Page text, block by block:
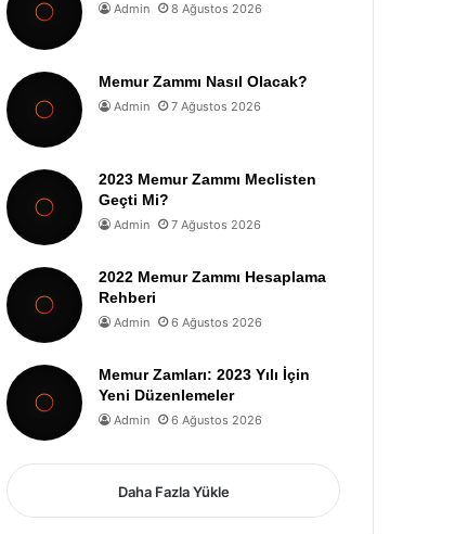
Admin 8 Ağustos 2026
Memur Zammı Nasıl Olacak?
Admin 7 Ağustos 2026
2023 Memur Zammı Meclisten
Geçti Mi?
Admin 7 Ağustos 2026
2022 Memur Zammı Hesaplama
Rehberi
Admin 6 Ağustos 2026
Memur Zamları: 2023 Yılı İçin
Yeni Düzenlemeler
Admin 6 Ağustos 2026
Daha Fazla Yükle